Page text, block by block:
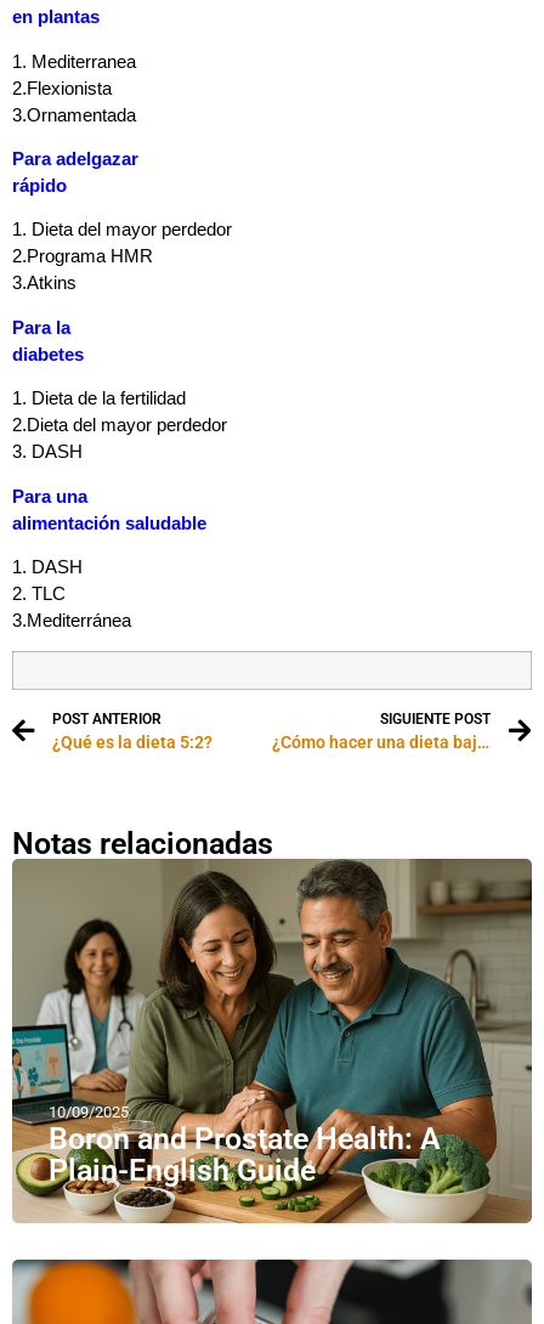
en plantas
1. Mediterranea
2.Flexionista
3.Ornamentada
Para adelgazar
rápido
1. Dieta del mayor perdedor
2.Programa HMR
3.Atkins
Para la
diabetes
1. Dieta de la fertilidad
2.Dieta del mayor perdedor
3. DASH
Para una
alimentación saludable
1. DASH
2. TLC
3.Mediterránea
POST ANTERIOR
¿Qué es la dieta 5:2?
SIGUIENTE POST
¿Cómo hacer una dieta baja en sodio?
Notas relacionadas
10/09/2025
Boron and Prostate Health: A
Plain-English Guide